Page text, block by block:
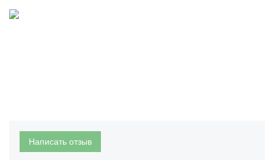
Написать отзыв